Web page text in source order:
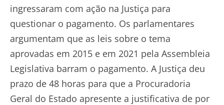
ingressaram com ação na Justiça para
questionar o pagamento. Os parlamentares
argumentam que as leis sobre o tema
aprovadas em 2015 e em 2021 pela Assembleia
Legislativa barram o pagamento. A Justiça deu
prazo de 48 horas para que a Procuradoria
Geral do Estado apresente a justificativa de por